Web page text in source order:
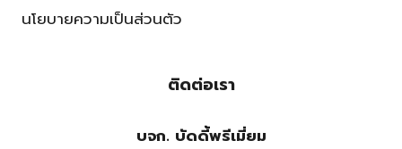
นโยบายความเป็นส่วนตัว
ติดต่อเรา
บจก. บัดดี้พรีเมี่ยม